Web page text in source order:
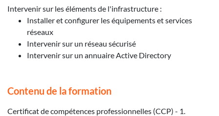
Intervenir sur les éléments de l'infrastructure :
Installer et configurer les équipements et services
réseaux
Intervenir sur un réseau sécurisé
Intervenir sur un annuaire Active Directory
Contenu de la formation
Certificat de compétences professionnelles (CCP) - 1.